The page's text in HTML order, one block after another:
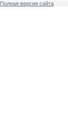
Полная версия сайта